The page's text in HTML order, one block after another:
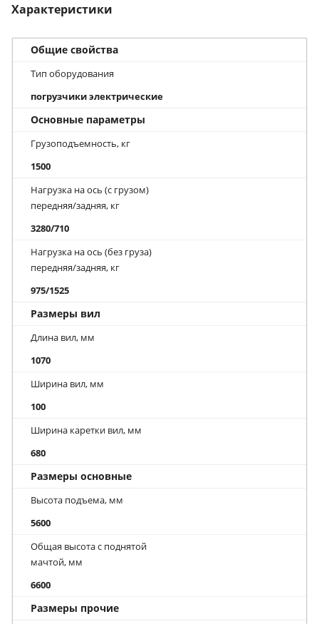
Характеристики
Общие свойства
Тип оборудования
погрузчики электрические
Основные параметры
Грузоподъемность, кг
1500
Нагрузка на ось (с грузом)
передняя/задняя, кг
3280/710
Нагрузка на ось (без груза)
передняя/задняя, кг
975/1525
Размеры вил
Длина вил, мм
1070
Ширина вил, мм
100
Ширина каретки вил, мм
680
Размеры основные
Высота подъема, мм
5600
Общая высота с поднятой
мачтой, мм
6600
Размеры прочие